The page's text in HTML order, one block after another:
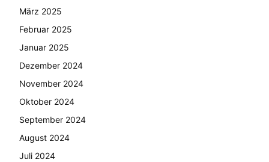
März 2025
Februar 2025
Januar 2025
Dezember 2024
November 2024
Oktober 2024
September 2024
August 2024
Juli 2024